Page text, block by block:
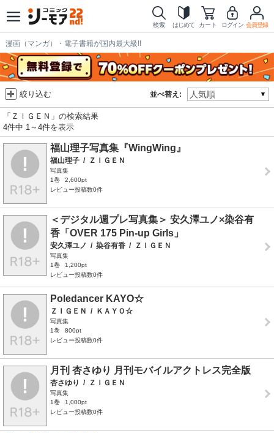
検索 はじめて カート ログイン 会員登録
漫画（マンガ）・電子書籍が国内最大級!!
並べ替え:
絞り込む
「ＺＩＧＥＮ」の検索結果
4件中 1～4件を表示
福山理子写真集『WingWing』
福山理子 / ＺＩＧＥＮ
写真集
1巻
2,600pt
レビュー投稿数0件
＜デジタル週プレ写真集＞ 安久澤ユノ×染谷有
香「OVER 175 Pin-up Girls」
安久澤ユノ / 染谷有香 / ＺＩＧＥＮ
写真集
1巻
1,200pt
レビュー投稿数0件
Poledancer KAYO☆
ＺＩＧＥＮ / ＫＡＹＯ☆
写真集
1巻
800pt
レビュー投稿数0件
月刊 杏さゆり 月刊モバイルアクトレス完全版
杏さゆり / ＺＩＧＥＮ
写真集
1巻
1,000pt
レビュー投稿数0件